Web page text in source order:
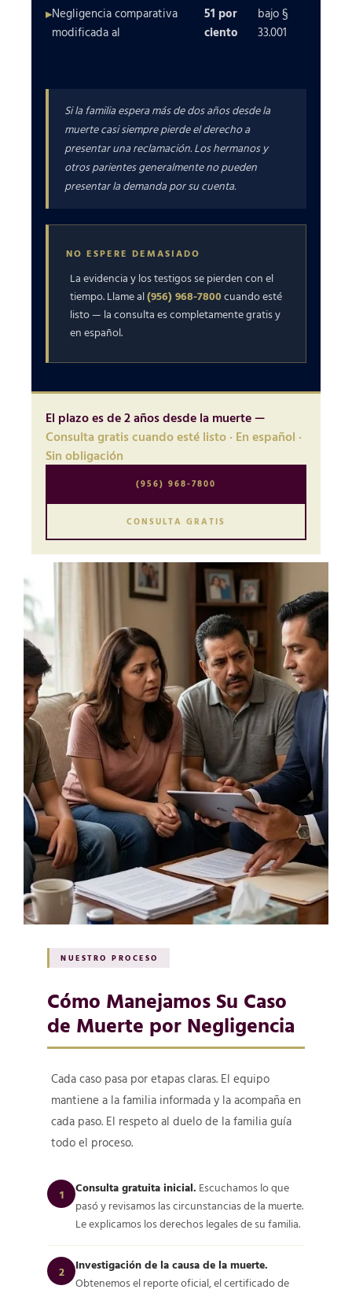
Negligencia comparativa
modificada al
51 por
ciento
bajo §
33.001
Si la familia espera más de dos años desde la
muerte casi siempre pierde el derecho a
presentar una reclamación. Los hermanos y
otros parientes generalmente no pueden
presentar la demanda por su cuenta.
NO ESPERE DEMASIADO
La evidencia y los testigos se pierden con el
tiempo. Llame al(956) 968-7800 cuando esté
listo — la consulta es completamente gratis y
en español.
El plazo es de 2 años desde la muerte —
Consulta gratis cuando esté listo · En español ·
Sin obligación
(956) 968-7800
CONSULTA GRATIS
NUESTRO PROCESO
Cómo Manejamos Su Caso
de Muerte por Negligencia
Cada caso pasa por etapas claras. El equipo
mantiene a la familia informada y la acompaña en
cada paso. El respeto al duelo de la familia guía
todo el proceso.
1 Consulta gratuita inicial. Escuchamos lo que
pasó y revisamos las circunstancias de la muerte.
Le explicamos los derechos legales de su familia.
2
Investigación de la causa de la muerte.
Obtenemos el reporte oficial, el certificado de